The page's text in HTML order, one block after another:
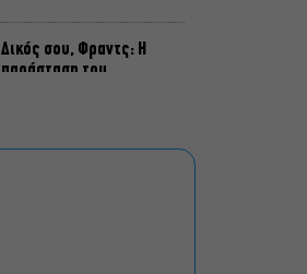
Δικός σου, Φραντς: Η
παράσταση του